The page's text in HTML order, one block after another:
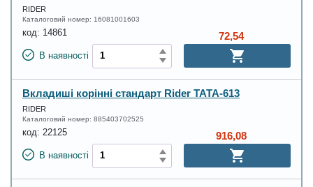
RIDER
Каталоговий номер: 16081001603
код: 14861
В наявності
72,54
Вкладиші корінні стандарт Rider ТАТА-613
RIDER
Каталоговий номер: 885403702525
код: 22125
В наявності
916,08